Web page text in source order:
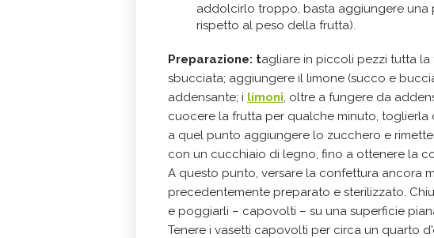
addolcirlo troppo, basta aggiungere una
rispetto al peso della frutta).
Preparazione: tagliare in piccoli pezzi tutta
sbucciata; aggiungere il limone (succo e
addensante; i limoni, oltre a fungere da
cuocere la frutta per qualche minuto,
a quel punto aggiungere lo zucchero e
con un cucchiaio di legno, fino a ottenere la
A questo punto, versare la confettura ancora
precedentemente preparato e sterilizzato.
e poggiarli – capovolti – su una superficie
Tenere i vasetti capovolti per circa un quarto